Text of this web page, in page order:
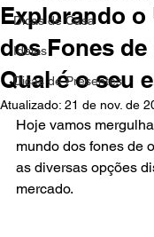
Dicas de Casa
Ideias
Dicas de Presentes
Explorando o
dos Fones
Qual é o seu
Atualizado: 21 de nov. de
Hoje vamos
mundo dos fones de
as diversas opções
mercado.